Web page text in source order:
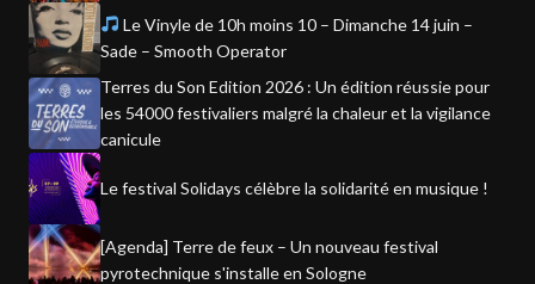
Le Vinyle de 10h moins 10 – Dimanche 14 juin –
Sade – Smooth Operator
Terres du Son Edition 2026 : Un édition réussie pour
les 54000 festivaliers malgré la chaleur et la vigilance
canicule
Le festival Solidays célèbre la solidarité en musique !
[Agenda] Terre de feux – Un nouveau festival
pyrotechnique s'installe en Sologne